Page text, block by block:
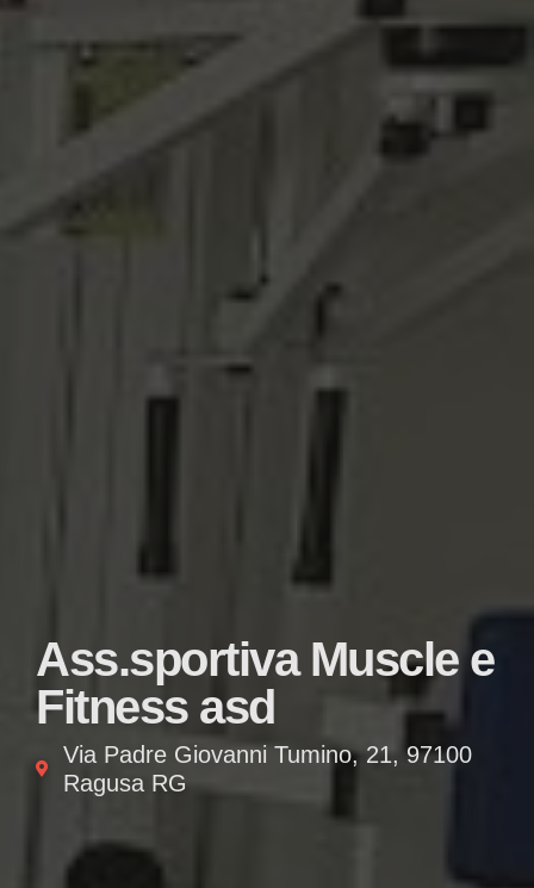
Ass.sportiva Muscle e
Fitness asd
Via Padre Giovanni Tumino, 21, 97100
Ragusa RG